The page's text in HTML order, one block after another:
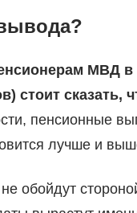
МВД в
стоит сказать,
пенсионные
лучше и
обойдут